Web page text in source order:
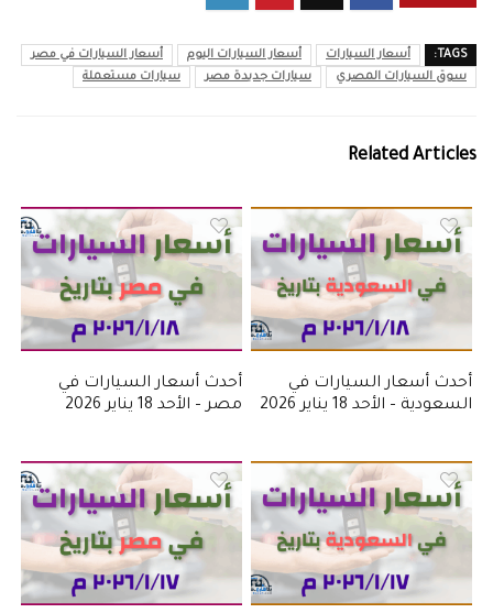
TAGS: أسعار السيارات أسعار السيارات اليوم
أسعار السيارات في مصر
سوق السيارات المصري
سيارات جديدة مصر سيارات مستعملة
Related Articles
أحدث أسعار السيارات في
السعودية – الأحد 18 يناير 2026
أحدث أسعار السيارات في
مصر – الأحد 18 يناير 2026